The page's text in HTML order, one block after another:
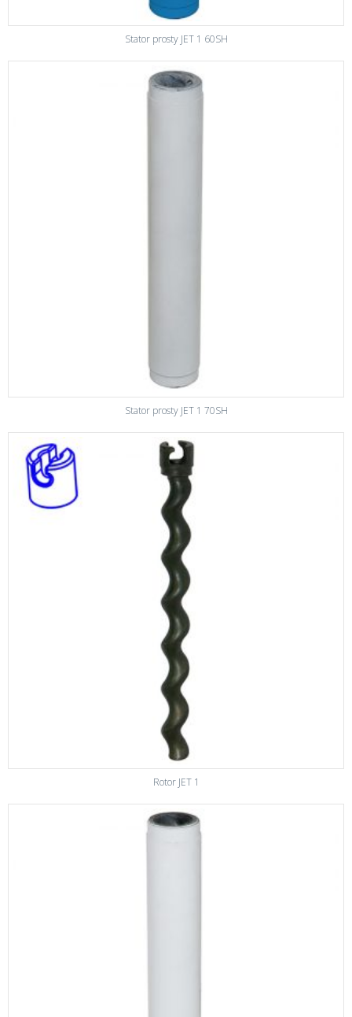
Stator prosty JET 1 60SH
Stator prosty JET 1 70SH
Rotor JET 1